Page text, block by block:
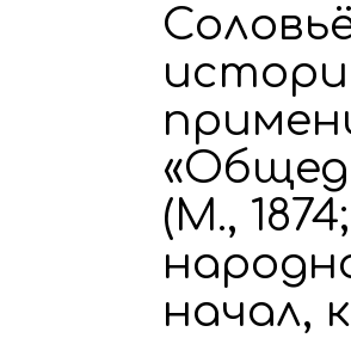
(М.,
начал,